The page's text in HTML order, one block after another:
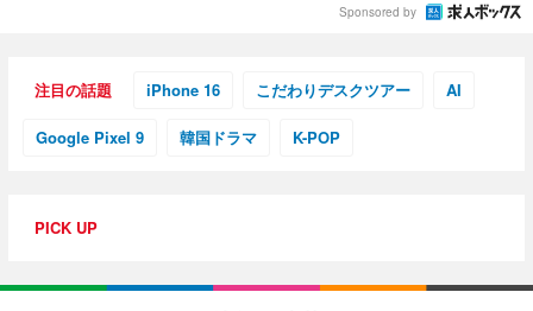
Sponsored by
注目の話題 iPhone 16 こだわりデスクツアー AI
Google Pixel 9 韓国ドラマ K-POP
PICK UP